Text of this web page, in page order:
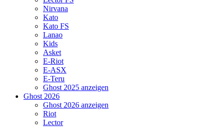
Nirvana
Kato
Kato FS
Lanao
Kids
Asket
E-Riot
E-ASX
E-Teru
Ghost 2025 anzeigen
Ghost 2026
Ghost 2026 anzeigen
Riot
Lector